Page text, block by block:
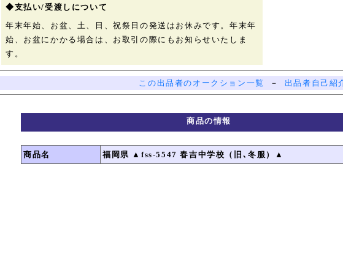
◆支払い/受渡しについて
年末年始、お盆、土、日、祝祭日の発送はお休みです。年末年
始、お盆にかかる場合は、お取引の際にもお知らせいたしま
す。
この出品者のオークション一覧 － 出品者自己紹
商品の情報
商品名 福岡県 ▲fss-5547 春吉中学校（旧､冬服）▲